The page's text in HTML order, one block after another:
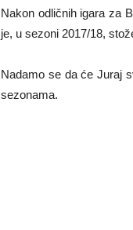
Nakon odličnih igara za
je, u sezoni 2017/18,
Nadamo se da će Juraj
sezonama.